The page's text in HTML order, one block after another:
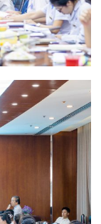
gia,
thăng
khoa
Mũi
Quốc